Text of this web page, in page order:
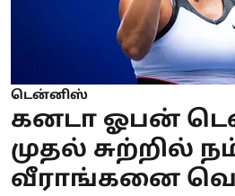
டென்னிஸ்
கனடா ஓபன்
முதல் சுற்றில்
வீராங்கனை